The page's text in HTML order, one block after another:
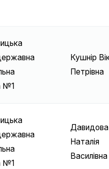
№1
Кушнір
Петрівна
№1
Давидова
Наталія
Василівна